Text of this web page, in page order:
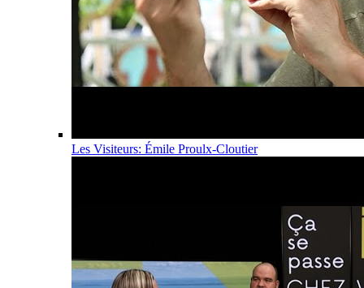
Les Visiteurs: Émile Proulx-Cloutier